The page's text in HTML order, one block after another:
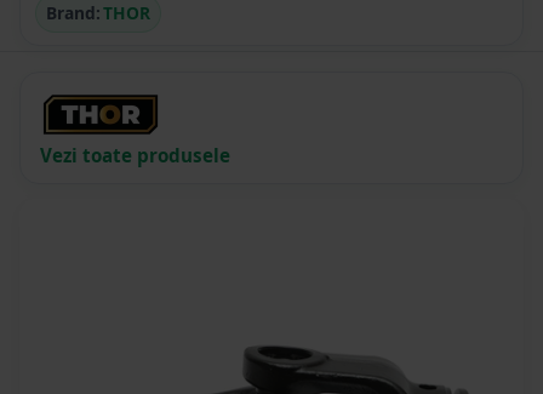
Brand:THOR
Vezi toate produsele